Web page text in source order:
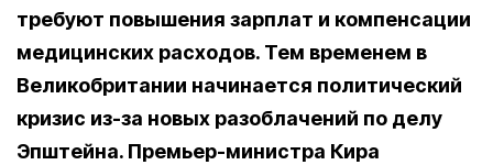
требуют повышения зарплат и компенсации
медицинских расходов. Тем временем в
Великобритании начинается политический
кризис из-за новых разоблачений по делу
Эпштейна. Премьер-министра Кира